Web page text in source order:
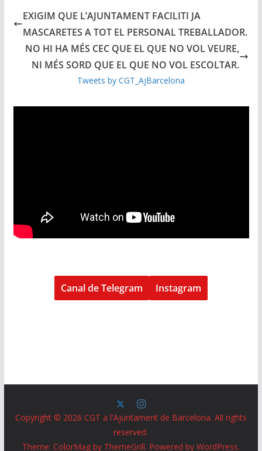
EXIGIM QUE L’AJUNTAMENT FACILITI JA
MASCARETES A TOT EL PERSONAL TREBALLADOR.
NO HI HA MÉS CEC QUE EL QUE NO VOL VEURE,
NI MÉS SORD QUE EL QUE NO VOL ESCOLTAR.
Tweets by CGT_AjBarcelona
Canal de Telegram Instagram
Copyright © 2026 CGT a l'Ajuntament de Barcelona. All rights
reserved.
Theme: ColorMagby ThemeGrill. Powered by WordPress.